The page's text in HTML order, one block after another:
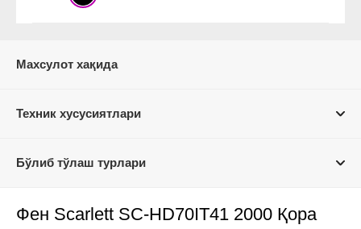
Махсулот хақида
Техник хусусиятлари
Бўлиб тўлаш турлари
Фен Scarlett SC-HD70IT41 2000 Қора